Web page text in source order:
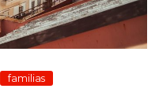
familias